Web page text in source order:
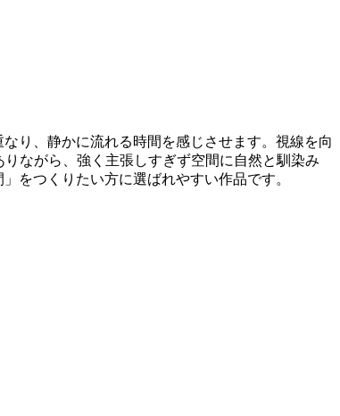
り、静かに流れる時間を感じさせます。視線を向
ながら、強く主張しすぎず空間に自然と馴染み
をつくりたい方に選ばれやすい作品です。